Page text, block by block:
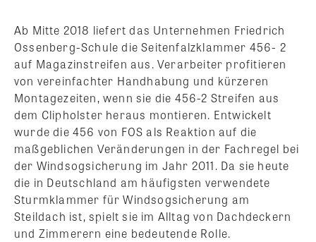
Ab Mitte 2018 liefert das Unternehmen Friedrich
Ossenberg-Schule die Seitenfalzklammer 456- 2
auf Magazinstreifen aus. Verarbeiter profitieren
von vereinfachter Handhabung und kürzeren
Montagezeiten, wenn sie die 456-2 Streifen aus
dem Clipholster heraus montieren. Entwickelt
wurde die 456 von FOS als Reaktion auf die
maßgeblichen Veränderungen in der Fachregel bei
der Windsogsicherung im Jahr 2011. Da sie heute
die in Deutschland am häufigsten verwendete
Sturmklammer für Windsogsicherung am
Steildach ist, spielt sie im Alltag von Dachdeckern
und Zimmerern eine bedeutende Rolle.